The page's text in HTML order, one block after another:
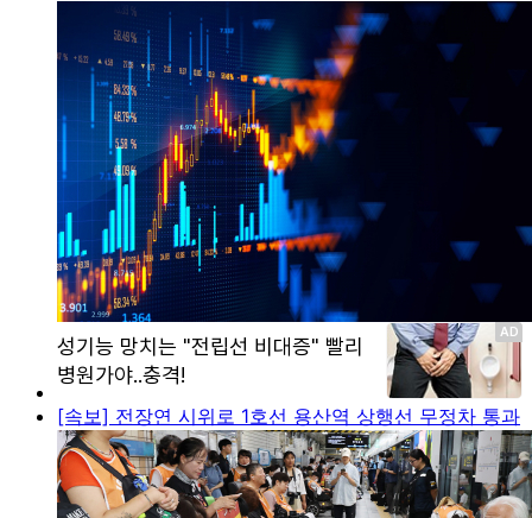
[속보] 전장연 시위로 1호선 용산역 상행선 무정차 통과